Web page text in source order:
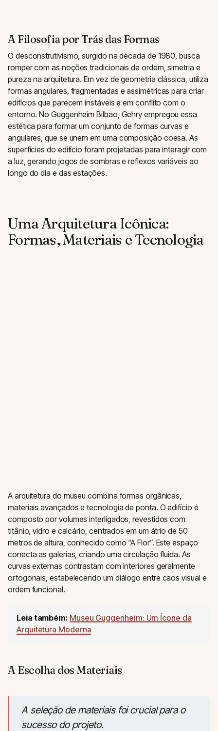
A Filosofia por Trás das Formas
O desconstrutivismo, surgido na década de 1980, busca
romper com as noções tradicionais de ordem, simetria e
pureza na arquitetura. Em vez de geometria clássica, utiliza
formas angulares, fragmentadas e assimétricas para criar
edifícios que parecem instáveis e em conflito com o
entorno. No Guggenheim Bilbao, Gehry empregou essa
estética para formar um conjunto de formas curvas e
angulares, que se unem em uma composição coesa. As
superfícies do edifício foram projetadas para interagir com
a luz, gerando jogos de sombras e reflexos variáveis ao
longo do dia e das estações.
Uma Arquitetura Icônica:
Formas, Materiais e Tecnologia
A arquitetura do museu combina formas orgânicas,
materiais avançados e tecnologia de ponta. O edifício é
composto por volumes interligados, revestidos com
titânio, vidro e calcário, centrados em um átrio de 50
metros de altura, conhecido como “A Flor”. Este espaço
conecta as galerias, criando uma circulação fluida. As
curvas externas contrastam com interiores geralmente
ortogonais, estabelecendo um diálogo entre caos visual e
ordem funcional.
Leia também: Museu Guggenheim: Um Ícone da
Arquitetura Moderna
A Escolha dos Materiais
A seleção de materiais foi crucial para o
sucesso do projeto.